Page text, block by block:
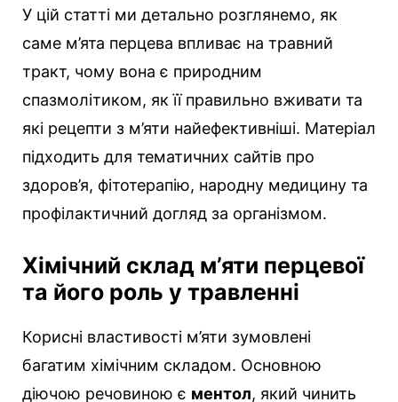
У цій статті ми детально розглянемо, як
саме м’ята перцева впливає на травний
тракт, чому вона є природним
спазмолітиком, як її правильно вживати та
які рецепти з м’яти найефективніші. Матеріал
підходить для тематичних сайтів про
здоров’я, фітотерапію, народну медицину та
профілактичний догляд за організмом.
Хімічний склад м’яти перцевої
та його роль у травленні
Корисні властивості м’яти зумовлені
багатим хімічним складом. Основною
діючою речовиною є ментол, який чинить